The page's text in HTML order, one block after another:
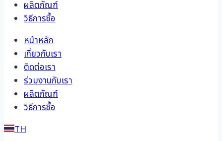
ผลิตภัณฑ์
วิธีการซื้อ
หน้าหลัก
เกี่ยวกับเรา
ติดต่อเรา
ร่วมงานกับเรา
ผลิตภัณฑ์
วิธีการซื้อ
TH